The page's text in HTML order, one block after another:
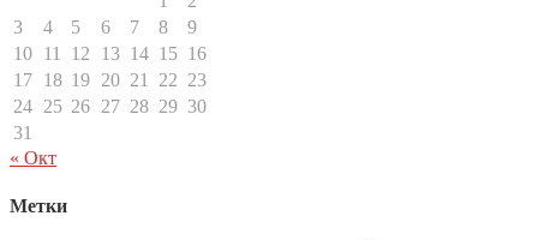
3
4 5 6 7 8
9
10 11 12 13 14 15 16
17 18 19 20 21 22 23
24 25 26 27 28 29 30
31
« Окт
Метки